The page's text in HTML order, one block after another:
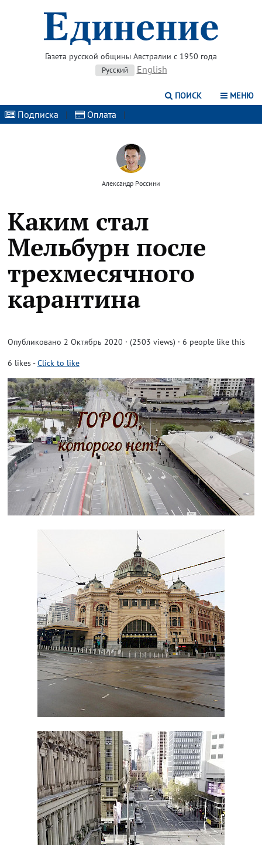
Газета русской общины Австралии с 1950 года
Русский English
ПОИСК МЕНЮ
Подписка | Оплата |
Александр Россини
Каким стал
Мельбурн после
трехмесячного
карантина
Опубликовано 2 Октябрь 2020 · (2503 views) · 6 people like this
6 likes-Click to like